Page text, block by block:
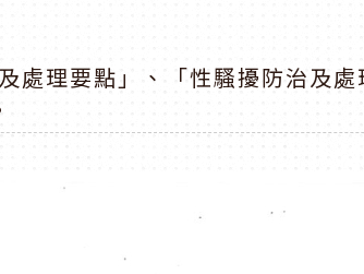
處理要點」、「性騷擾防治及